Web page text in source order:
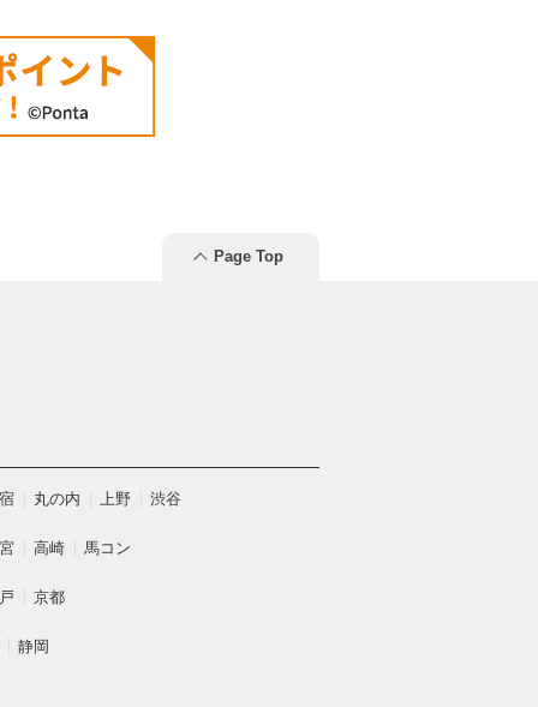
Page Top
丸の内 上野 渋谷
高崎 馬コン
京都
静岡